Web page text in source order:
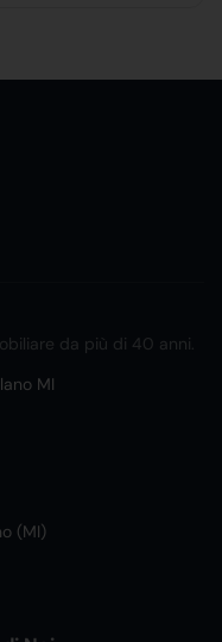
da più di 40 anni.
MI
(MI)